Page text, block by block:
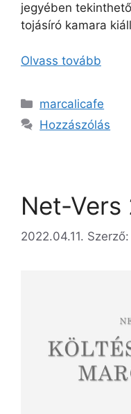
jegyében
tojásíró kamara
Olvass tovább
marcalicafe
Hozzászólás
Net-Vers
2022.04.11. Szerző: